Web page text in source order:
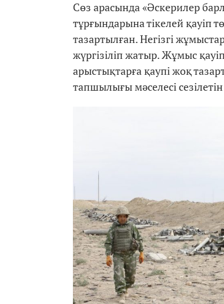
Сөз арасында «Әскерилер
тұрғындарына тікелей қауіп
тазартылған. Негізгі
жүргізіліп жатыр. Жұмыс
арыстықтарға қаупі жоқ
тапшылығы мәселесі сезілетін